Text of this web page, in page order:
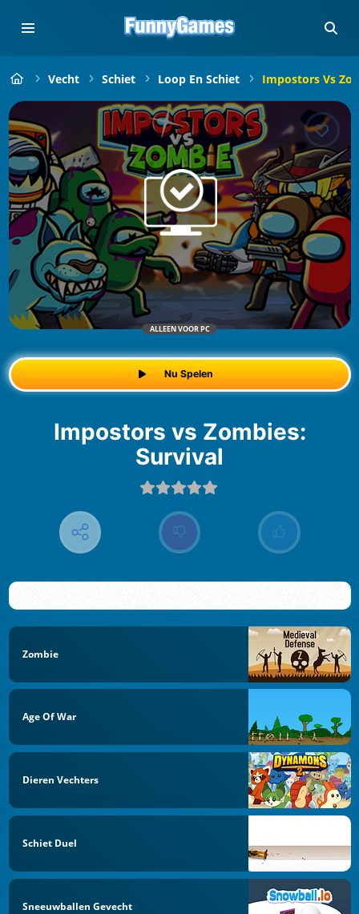
Vecht Schiet Loop En Schiet Impostors Vs
ALLEEN VOOR PC
Nu Spelen
Impostors vs Zombies:
Survival
Zombie
Age Of War
Dieren Vechters
Schiet Duel
Sneeuwballen Gevecht